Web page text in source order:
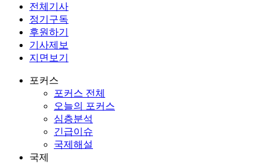
전체기사
정기구독
후원하기
기사제보
지면보기
포커스
포커스 전체
오늘의 포커스
심층분석
긴급이슈
국제해설
국제